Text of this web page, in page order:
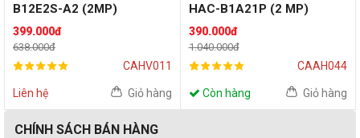
B12E2S-A2 (2MP)
399.000đ
638.000đ
CAHV011
Liên hệ Giỏ hàng
HAC-B1A21P (2 MP)
390.000đ
1.040.000đ
CAAH044
Còn hàng Giỏ hàng
CHÍNH SÁCH BÁN HÀNG